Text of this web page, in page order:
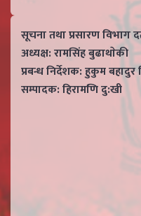
सूचना तथा प्रसारण विभाग
अध्यक्ष: रामसिंह बुढाथाेकी
प्रबन्ध निर्देशक: हुकुम बहादुर
सम्पादक: हिरामणि दु:खी